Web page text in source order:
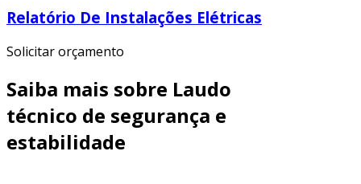
Relatório De Instalações Elétricas
Solicitar orçamento
Saiba mais sobre Laudo
técnico de segurança e
estabilidade